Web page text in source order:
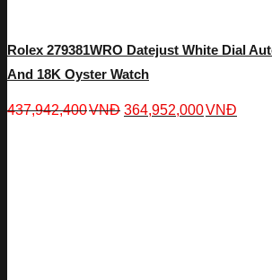
Rolex 279381WRO Datejust White Dial
And 18K Oyster Watch
437,942,400VNĐ 364,952,000VNĐ